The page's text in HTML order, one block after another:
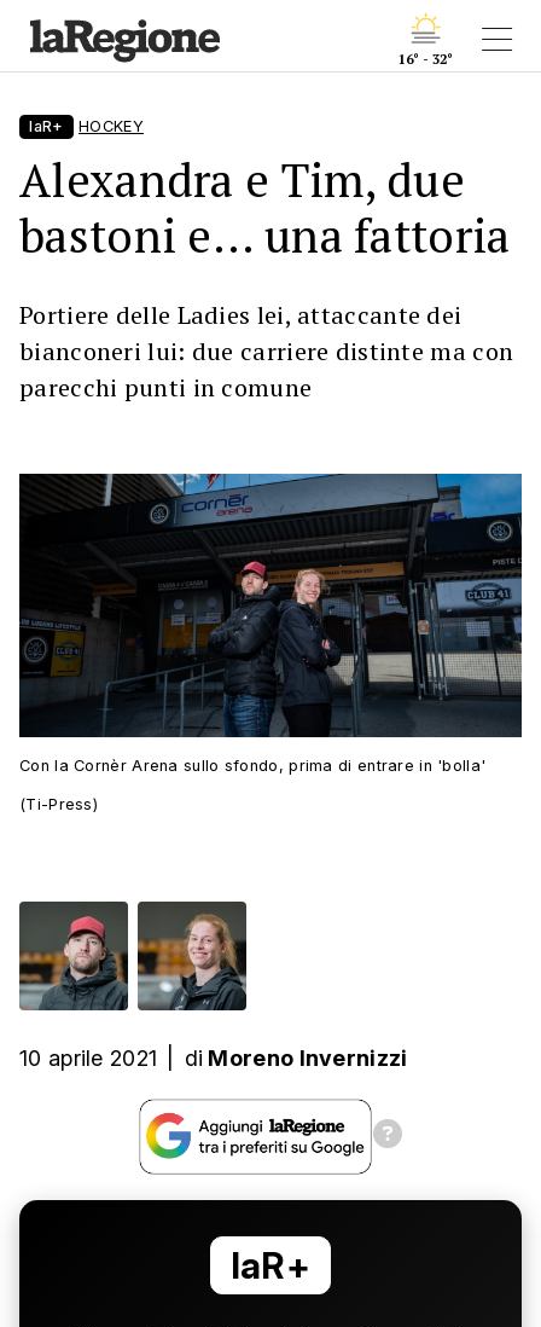
16° - 32°
laR+ HOCKEY
Alexandra e Tim, due
bastoni e... una fattoria
Portiere delle Ladies lei, attaccante dei
bianconeri lui: due carriere distinte ma con
parecchi punti in comune
Con la Cornèr Arena sullo sfondo, prima di entrare in 'bolla'
(Ti-Press)
10 aprile 2021 di Moreno Invernizzi
laR+